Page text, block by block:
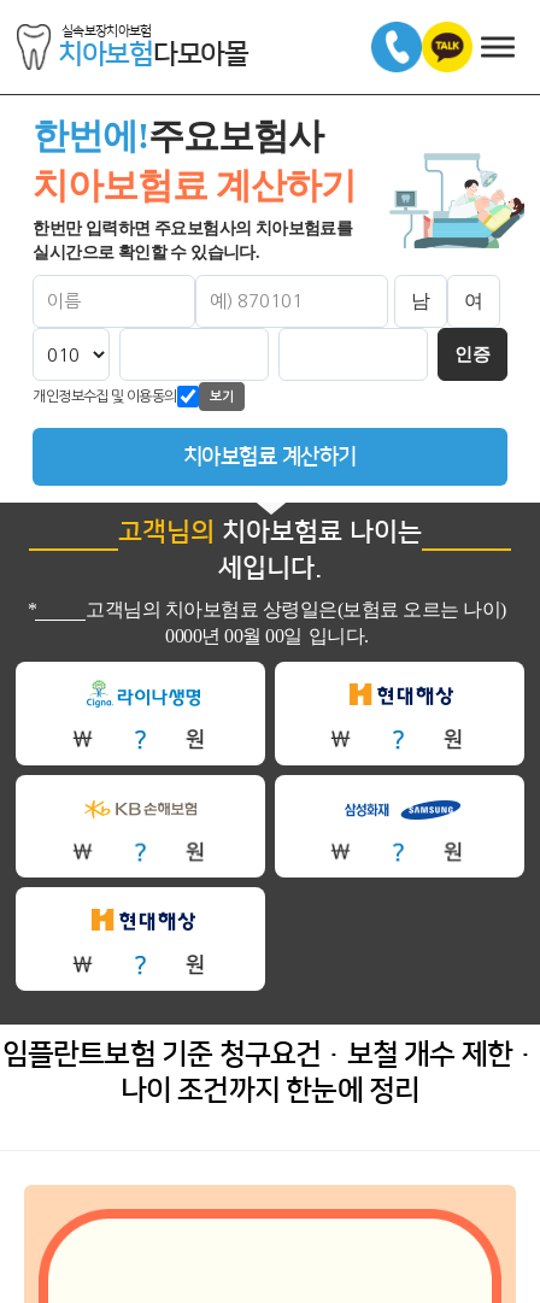
실속보장치아보험
치아보험다모아몰
한번에!주요보험사
치아보험료 계산하기
한번만 입력하면 주요보험사의 치아보험료를
실시간으로 확인할 수 있습니다.
남 여
인증
개인정보수집 및 이용동의 보기
치아보험료 계산하기
고객님의 치아보험료 나이는
세입니다.
*
고객님의 치아보험료 상령일은(보험료 오르는 나이)
0000년 00월 00일 입니다.
임플란트보험 기준 청구요건·보철 개수 제한·
나이 조건까지 한눈에 정리